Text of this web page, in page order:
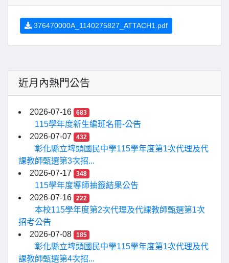
376470000A_1140275827_ATTACH1.pdf
近月內熱門公告
2026-07-16 683
115學年度新生編班名冊-公告
2026-07-07
432
彰化縣立埤頭國民中學115學年度第1次代理及代
課教師甄選第3次招...
2026-07-17
348
115學年度導師抽籤結果公告
2026-07-16
222
本校115學年度第2次代理及代課教師甄選第1次
招考公告
2026-07-08
185
彰化縣立埤頭國民中學115學年度第1次代理及代
課教師甄選第4次招...